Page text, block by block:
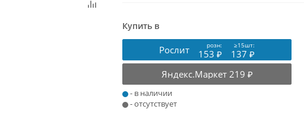
Купить в
Рослит розн: ≥15шт:
153 ₽
137 ₽
Яндекс.Маркет219 ₽
- в наличии
- отсутствует